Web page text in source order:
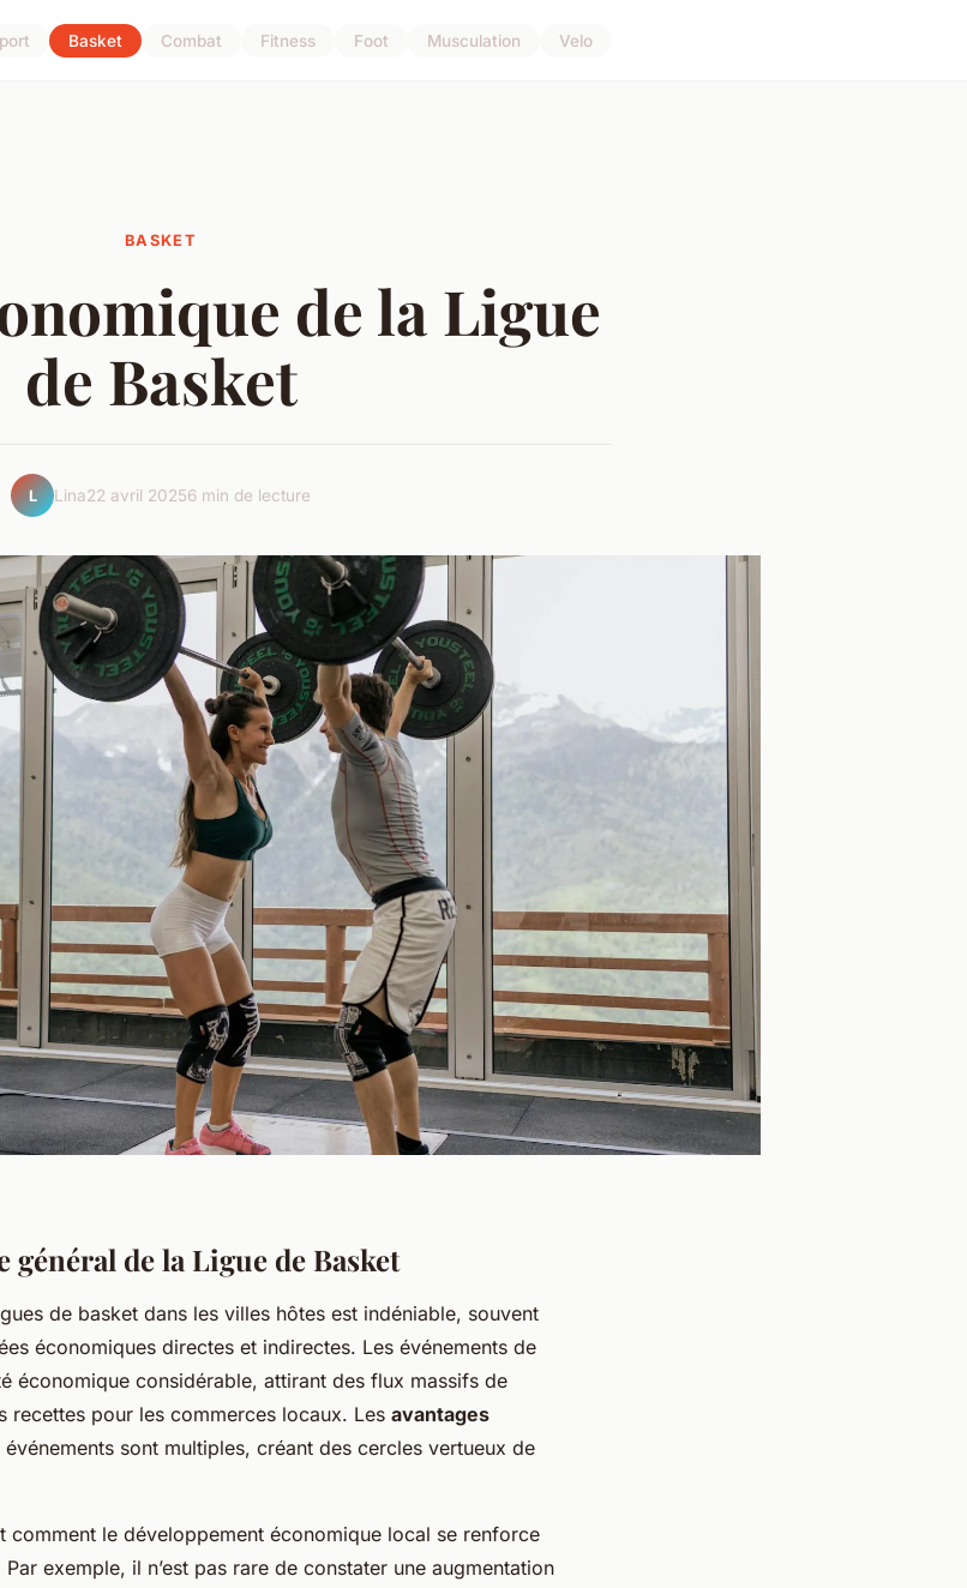
Basket Combat Fitness Foot Musculation Velo
BASKET
de la Ligue
de Basket
L Lina22 avril 20256 min de lecture
de la Ligue de Basket
de basket dans les villes hôtes est indéniable, souvent
économiques directes et indirectes. Les événements de
économique considérable, attirant des flux massifs de
recettes pour les commerces locaux. Les avantages
sont multiples, créant des cercles vertueux de
comment le développement économique local se renforce
exemple, il n’est pas rare de constater une augmentation